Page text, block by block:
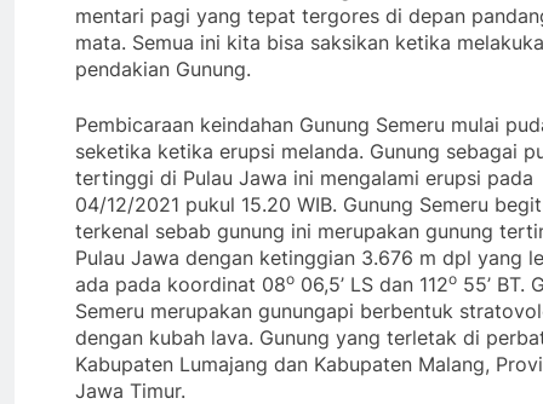
mentari pagi yang tepat tergores di depan
mata. Semua ini kita bisa saksikan ketika
pendakian Gunung.
Pembicaraan keindahan Gunung Semeru mulai
seketika ketika erupsi melanda. Gunung sebagai
tertinggi di Pulau Jawa ini mengalami erupsi pada
04/12/2021 pukul 15.20 WIB. Gunung Semeru
terkenal sebab gunung ini merupakan gunung
Pulau Jawa dengan ketinggian 3.676 m dpl yang
ada pada koordinat 08o 06,5’ LS dan 112o 55’ BT.
Semeru merupakan gunungapi berbentuk
dengan kubah lava. Gunung yang terletak di
Kabupaten Lumajang dan Kabupaten Malang,
Jawa Timur.